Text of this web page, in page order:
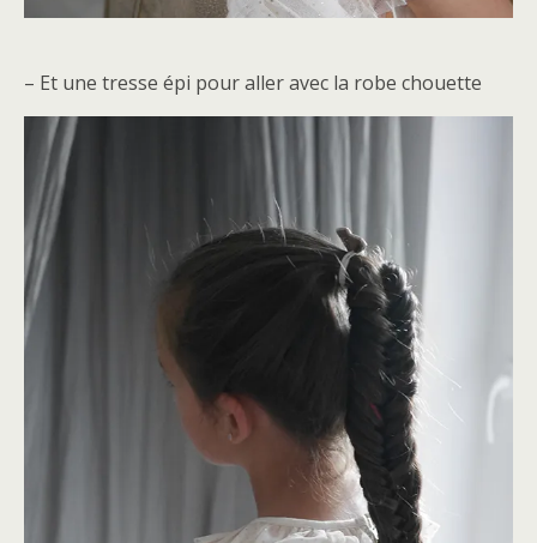
– Et une tresse épi pour aller avec la robe chouette